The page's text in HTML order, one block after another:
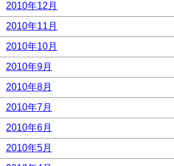
2010年12月
2010年11月
2010年10月
2010年9月
2010年8月
2010年7月
2010年6月
2010年5月